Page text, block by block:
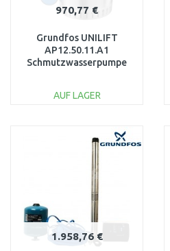
970,77 €
Grundfos UNILIFT
AP12.50.11.A1
Schmutzwasserpumpe
AUF LAGER
Vergleichen
1.958,76 €